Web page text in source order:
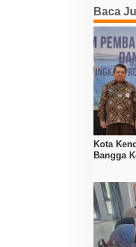
Baca
Kota
Bangga